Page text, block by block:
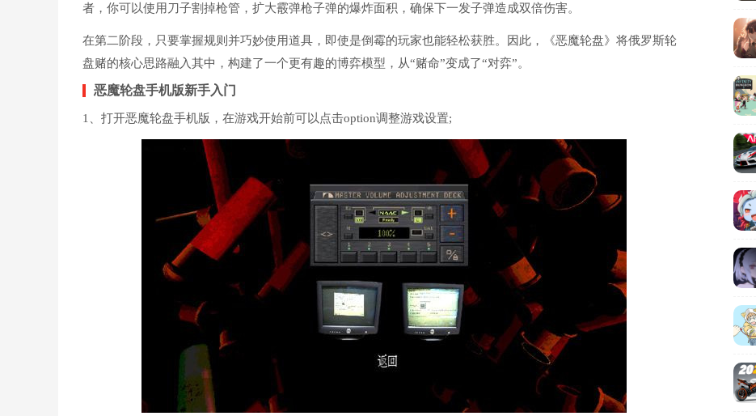
者，你可以使用刀子割掉枪管，扩大霰弹枪子弹的爆炸面积，确保下一发子弹造成双倍伤害。
在第二阶段，只要掌握规则并巧妙使用道具，即使是倒霉的玩家也能轻松获胜。因此，《恶魔轮盘》将俄罗斯轮
盘赌的核心思路融入其中，构建了一个更有趣的博弈模型，从“赌命”变成了“对弈”。
恶魔轮盘手机版新手入门
1、打开恶魔轮盘手机版，在游戏开始前可以点击option调整游戏设置;